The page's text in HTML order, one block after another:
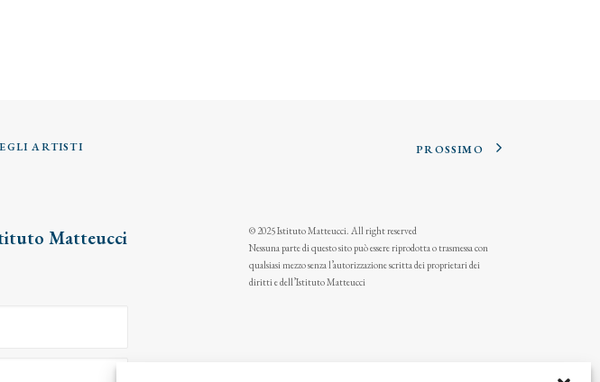
ARTISTI PROSSIMO
Matteucci
© 2025 Istituto Matteucci. All right reserved
Nessuna parte di questo sito può essere riprodotta o trasmessa con
qualsiasi mezzo senza l’autorizzazione scritta dei proprietari dei
diritti e dell’Istituto Matteucci